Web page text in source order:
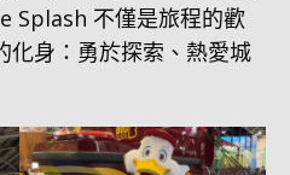
Splash 不僅是旅程的歡
化身：勇於探索、熱愛城